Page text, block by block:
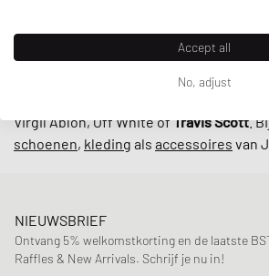
En terwijl de Jumpman nog steeds
de straten en op de velden, breekt het
Virgil Abloh, Off White ofTravis Scott.
schoenen, kleding als accessoires van
NIEUWSBRIEF
Ontvang 5% welkomstkorting en de laatste
Raffles & New Arrivals. Schrijf je nu in!
Accept all
No, adjust